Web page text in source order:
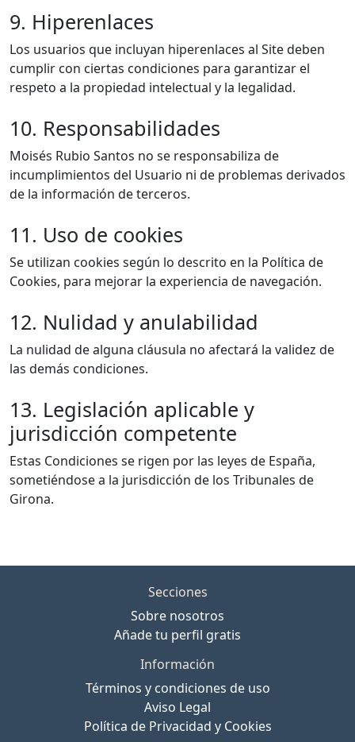
9. Hiperenlaces
Los usuarios que incluyan hiperenlaces al Site deben
cumplir con ciertas condiciones para garantizar el
respeto a la propiedad intelectual y la legalidad.
10. Responsabilidades
Moisés Rubio Santos no se responsabiliza de
incumplimientos del Usuario ni de problemas derivados
de la información de terceros.
11. Uso de cookies
Se utilizan cookies según lo descrito en la Política de
Cookies, para mejorar la experiencia de navegación.
12. Nulidad y anulabilidad
La nulidad de alguna cláusula no afectará la validez de
las demás condiciones.
13. Legislación aplicable y
jurisdicción competente
Estas Condiciones se rigen por las leyes de España,
sometiéndose a la jurisdicción de los Tribunales de
Girona.
Secciones
Sobre nosotros
Añade tu perfil gratis
Información
Términos y condiciones de uso
Aviso Legal
Política de Privacidad y Cookies